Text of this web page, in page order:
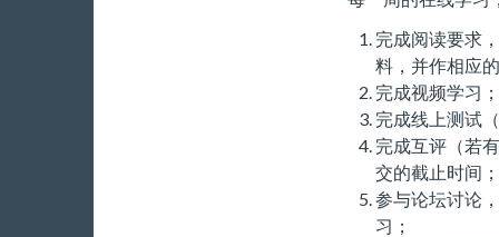
完成阅读要求
料，并作相应
完成视频学习；
完成线上测试
完成互评（若
交的截止时间；
参与论坛讨论
习；